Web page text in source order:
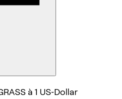
à 1 US‑Dollar